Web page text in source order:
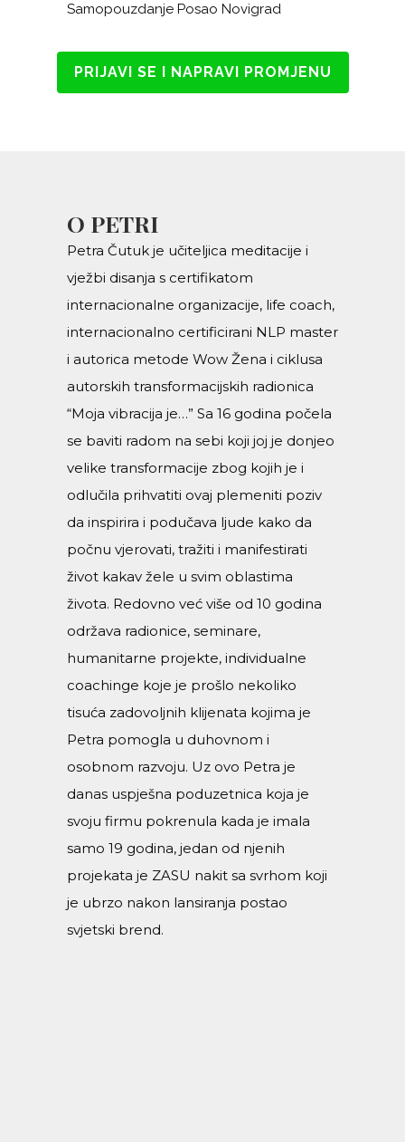
PRIJAVI SE I NAPRAVI PROMJENU
O PETRI
Petra Čutuk je učiteljica meditacije i
vježbi disanja s certifikatom
internacionalne organizacije, life coach,
internacionalno certificirani NLP master
i autorica metode Wow Žena i ciklusa
autorskih transformacijskih radionica
“Moja vibracija je…” Sa 16 godina počela
se baviti radom na sebi koji joj je donjeo
velike transformacije zbog kojih je i
odlučila prihvatiti ovaj plemeniti poziv
da inspirira i podučava ljude kako da
počnu vjerovati, tražiti i manifestirati
život kakav žele u svim oblastima
života. Redovno već više od 10 godina
održava radionice, seminare,
humanitarne projekte, individualne
coachinge koje je prošlo nekoliko
tisuća zadovoljnih klijenata kojima je
Petra pomogla u duhovnom i
osobnom razvoju. Uz ovo Petra je
danas uspješna poduzetnica koja je
svoju firmu pokrenula kada je imala
samo 19 godina, jedan od njenih
projekata je ZASU nakit sa svrhom koji
je ubrzo nakon lansiranja postao
svjetski brend.